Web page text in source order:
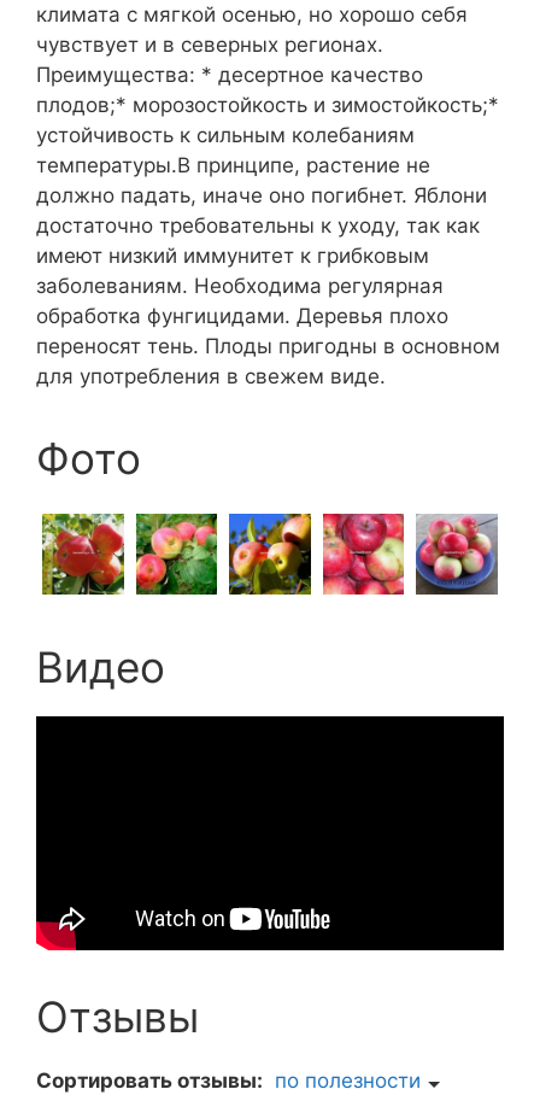
климата с мягкой осенью, но хорошо себя
чувствует и в северных регионах.
Преимущества: * десертное качество
плодов;* морозостойкость и зимостойкость;*
устойчивость к сильным колебаниям
температуры.В принципе, растение не
должно падать, иначе оно погибнет. Яблони
достаточно требовательны к уходу, так как
имеют низкий иммунитет к грибковым
заболеваниям. Необходима регулярная
обработка фунгицидами. Деревья плохо
переносят тень. Плоды пригодны в основном
для употребления в свежем виде.
Фото
Видео
Отзывы
Сортировать отзывы: по полезности